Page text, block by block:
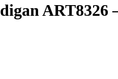
ART8326